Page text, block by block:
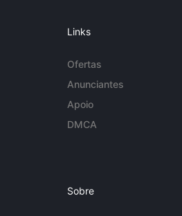
Links
Ofertas
Anunciantes
Apoio
DMCA
Sobre